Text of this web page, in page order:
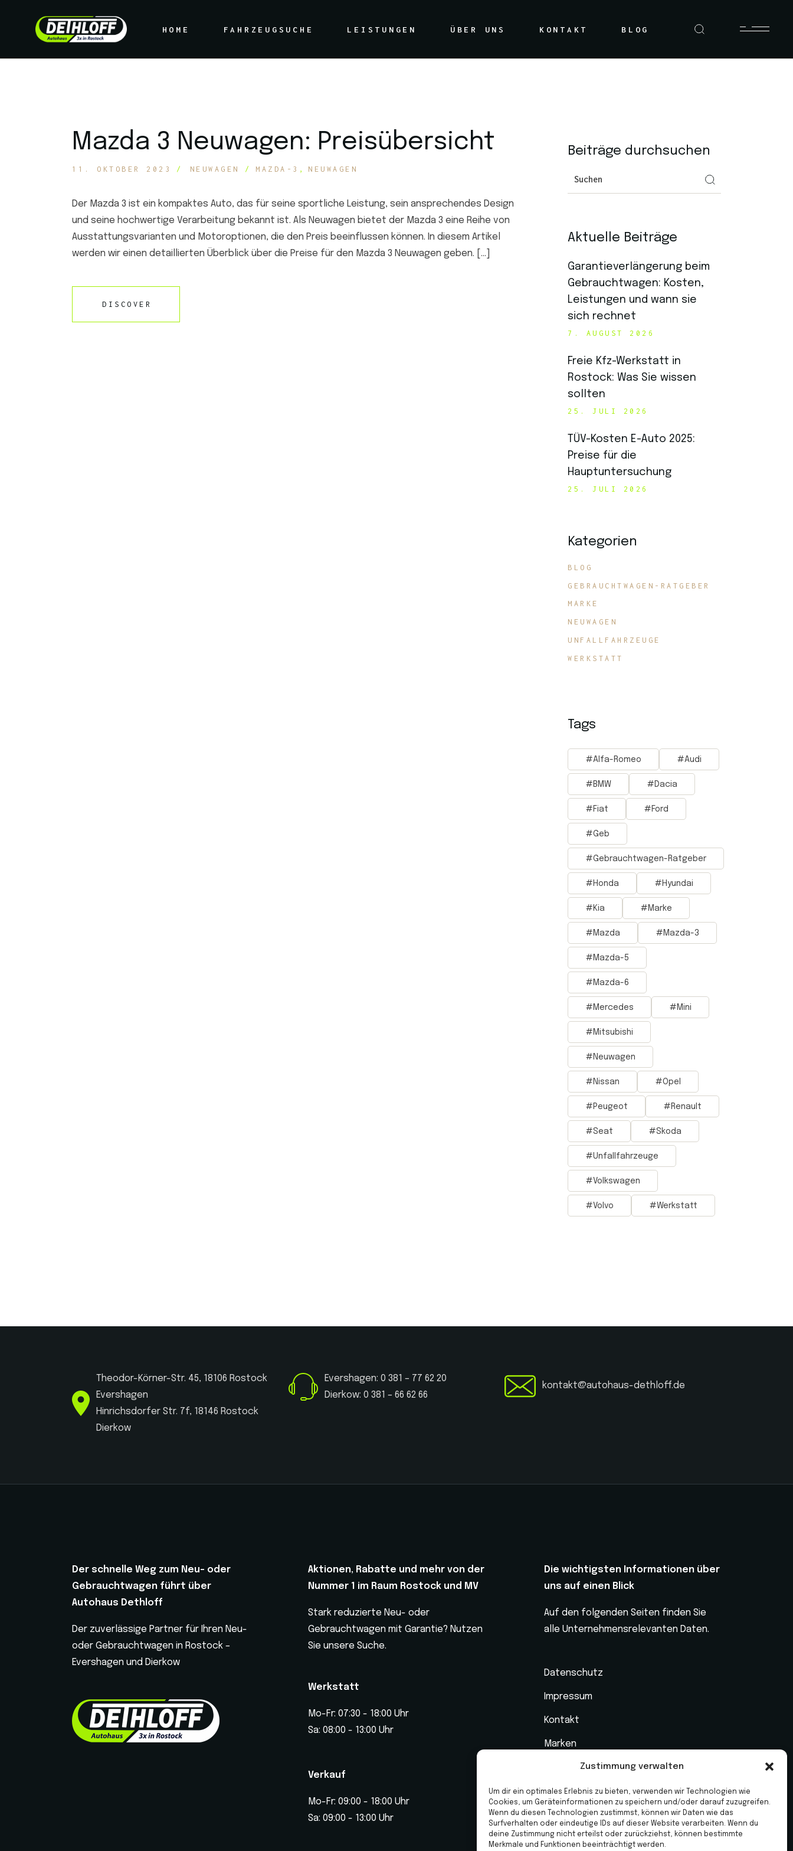
Zustimmung verwalten
Um dir ein optimales Erlebnis zu bieten, verwenden wir Technologien wie
Cookies, um Geräteinformationen zu speichern und/oder darauf zuzugreifen.
Wenn du diesen Technologien zustimmst, können wir Daten wie das
Surfverhalten oder eindeutige IDs auf dieser Website verarbeiten. Wenn du
deine Zustimmung nicht erteilst oder zurückziehst, können bestimmte
Merkmale und Funktionen beeinträchtigt werden.
HOME FAHRZEUGSUCHE LEISTUNGEN
Aufbereitung
ÜBER UNS KONTAKT BLOG
Zu allen Marken Wir kaufen Ihr Auto Unser Weg
Mazda 3 Neuwagen: Preisübersicht
11. OKTOBER 2023 NEUWAGEN MAZDA-3 NEUWAGEN
Der Mazda 3 ist ein kompaktes Auto, das für seine sportliche Leistung, sein ansprechendes Design
und seine hochwertige Verarbeitung bekannt ist. Als Neuwagen bietet der Mazda 3 eine Reihe von
Ausstattungsvarianten und Motoroptionen, die den Preis beeinflussen können. In diesem Artikel
werden wir einen detaillierten Überblick über die Preise für den Mazda 3 Neuwagen geben. […]
DISCOVER
Beiträge durchsuchen
Aktuelle Beiträge
Garantieverlängerung beim
Gebrauchtwagen: Kosten,
Leistungen und wann sie
sich rechnet
7. AUGUST 2026
Freie Kfz-Werkstatt in
Rostock: Was Sie wissen
sollten
25. JULI 2026
TÜV-Kosten E-Auto 2025:
Preise für die
Hauptuntersuchung
25. JULI 2026
Kategorien
BLOG
GEBRAUCHTWAGEN-RATGEBER
MARKE
NEUWAGEN
UNFALLFAHRZEUGE
WERKSTATT
Tags
Alfa-Romeo Audi
BMW Dacia
Fiat Ford
Geb
Gebrauchtwagen-Ratgeber
Honda Hyundai
Kia Marke
Mazda Mazda-3
Mazda-5
Mazda-6
Mercedes Mini
Mitsubishi
Neuwagen
Nissan Opel
Peugeot Renault
Seat Skoda
Unfallfahrzeuge
Volkswagen
Volvo Werkstatt
Theodor-Körner-Str. 45, 18106 Rostock
Evershagen
Hinrichsdorfer Str. 7f, 18146 Rostock
Dierkow
Evershagen: 0 381 – 77 62 20
Dierkow: 0 381 – 66 62 66
kontakt@autohaus-dethloff.de
Der schnelle Weg zum Neu- oder
Gebrauchtwagen führt über
Autohaus Dethloff
Der zuverlässige Partner für Ihren Neu-
oder Gebrauchtwagen in Rostock –
Evershagen und Dierkow
Aktionen, Rabatte und mehr von der
Nummer 1 im Raum Rostock und MV
Stark reduzierte Neu- oder
Gebrauchtwagen mit Garantie? Nutzen
Sie unsere Suche.
Werkstatt
Mo-Fr: 07:30 - 18:00 Uhr
Sa: 08:00 - 13:00 Uhr
Verkauf
Mo-Fr: 09:00 - 18:00 Uhr
Sa: 09:00 - 13:00 Uhr
Die wichtigsten Informationen über
uns auf einen Blick
Auf den folgenden Seiten finden Sie
alle Unternehmensrelevanten Daten.
Datenschutz
Impressum
Kontakt
Marken
Jahreswagen
Werkstatt
Neuwagen